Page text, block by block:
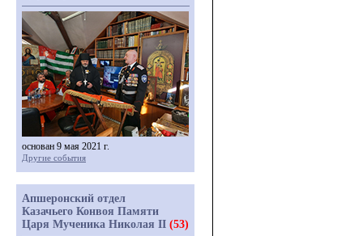
основан 9 мая 2021 г.
Другие события
Апшеронский отдел
Казачьего Конвоя Памяти
Царя Мученика Николая II (53)